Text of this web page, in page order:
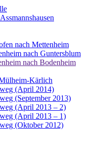
nach Mettenheim
nach Guntersblum
nach Bodenheim
Kärlich
(April 2014)
(September 2013)
(April 2013 – 2)
(April 2013 – 1)
(Oktober 2012)